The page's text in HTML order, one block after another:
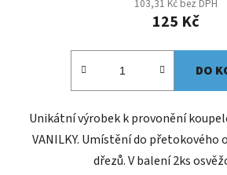
103,31 Kč bez DPH
125 Kč
DO
Unikátní výrobek k provonění
VANILKY. Umístění do přetokového
dřezů. V balení 2ks